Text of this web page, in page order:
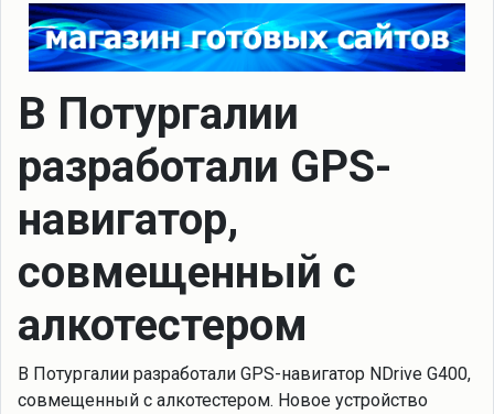
В Потургалии
разработали GPS-
навигатор,
совмещенный с
алкотестером
В Потургалии разработали GPS-навигатор NDrive G400,
совмещенный с алкотестером. Новое устройство